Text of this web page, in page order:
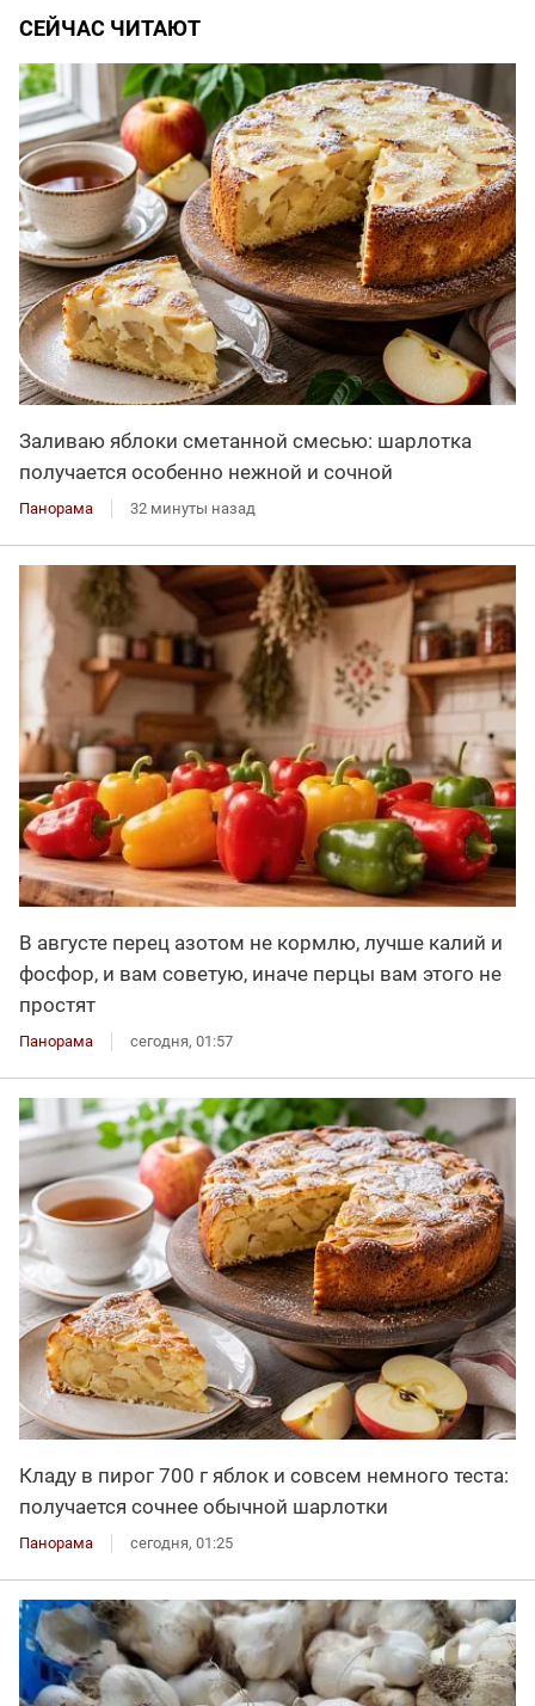
СЕЙЧАС ЧИТАЮТ
Заливаю яблоки сметанной смесью: шарлотка
получается особенно нежной и сочной
Панорама 32 минуты назад
В августе перец азотом не кормлю, лучше калий и
фосфор, и вам советую, иначе перцы вам этого не
простят
Панорама сегодня, 01:57
Кладу в пирог 700 г яблок и совсем немного теста:
получается сочнее обычной шарлотки
Панорама сегодня, 01:25